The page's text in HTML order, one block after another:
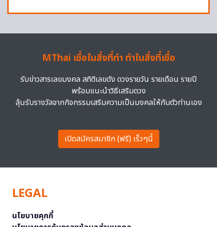
MThai เชื่อในสิ่งที่ทำ ทำในสิ่งที่เชื่อ
รับข่าวสารเลขมงคล สถิติเลขดัง ดวงรายวัน รายเดือน รายปี
พร้อมแนะนำวิธีเสริมดวง
ลุ้นรับรางวัลจากกิจกรรมเสริมความเป็นมงคลให้กับตัวท่านเอง
เปิดสมัครสมาชิก (ฟรี) เร็วๆนี้
LEGAL
นโยบายคุกกี้